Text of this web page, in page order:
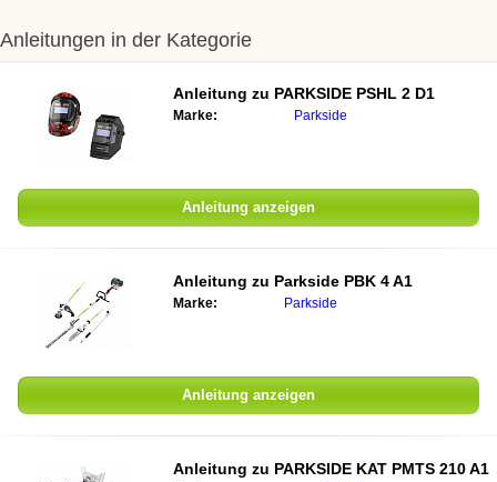
Anleitungen in der Kategorie
Anleitung zu PARKSIDE PSHL 2 D1
Marke: Parkside
Anleitung anzeigen
Anleitung zu Parkside PBK 4 A1
Marke: Parkside
Anleitung anzeigen
Anleitung zu PARKSIDE KAT PMTS 210 A1